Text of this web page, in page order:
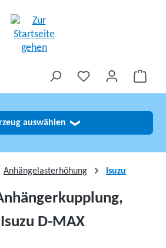
auswählen ❯
Anhängelasterhöhung Isuzu
D-MAX